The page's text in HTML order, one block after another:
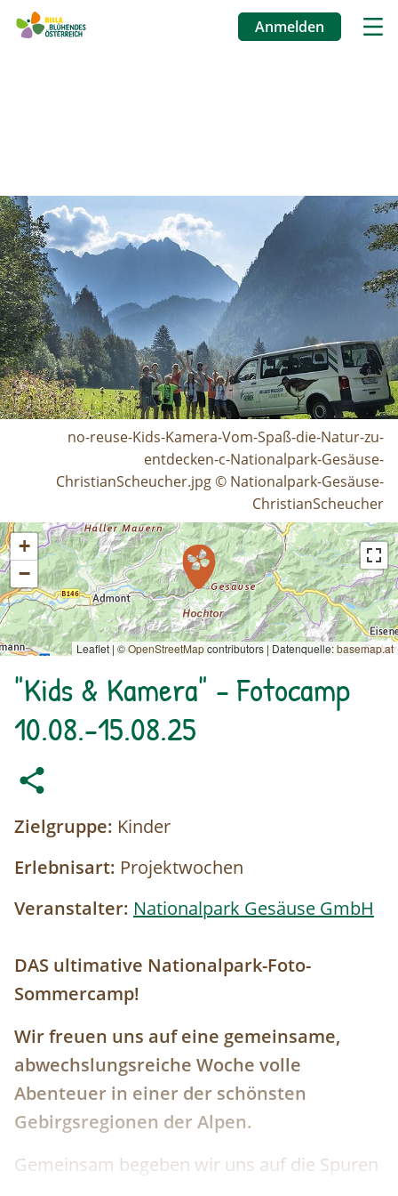
Anmelden
no-reuse-Kids-Kamera-Vom-Spaß-die-Natur-zu-
entdecken-c-Nationalpark-Gesäuse-
ChristianScheucher.jpg © Nationalpark-Gesäuse-
ChristianScheucher
+
−
Leaflet | ©OpenStreetMapcontributors | Datenquelle:basemap.at
"Kids & Kamera" - Fotocamp
10.08.-15.08.25
Zielgruppe: Kinder
Erlebnisart: Projektwochen
Veranstalter: Nationalpark Gesäuse GmbH
DAS ultimative Nationalpark-Foto-
Sommercamp!
Wir freuen uns auf eine gemeinsame,
abwechslungsreiche Woche volle
Abenteuer in einer der schönsten
Gebirgsregionen der Alpen.
Gemeinsam begeben wir uns auf die Spuren